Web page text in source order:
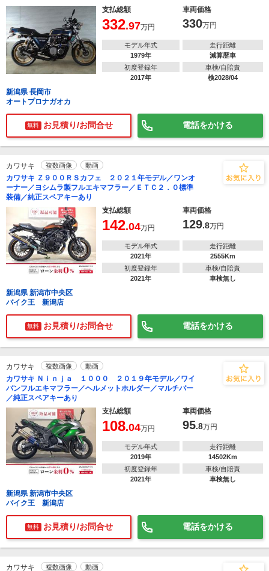
支払総額 車両価格
332.97万円 330万円
モデル年式
1979年
走行距離
減算歴車
初度登録年
2017年
車検/自賠責
検2028/04
新潟県 長岡市
オートプロナガオカ
無料 お見積り/お問合せ 電話をかける
カワサキ 複数画像 動画
カワサキ Ｚ９００ＲＳカフェ ２０２１年モデル／ワンオ
ーナー／ヨシムラ製フルエキマフラー／ＥＴＣ２．０標準
装備／純正スペアキーあり
支払総額
車両価格
142.04万円 129.8万円
モデル年式
2021年
走行距離
2555Km
初度登録年
2021年
車検/自賠責
車検無し
新潟県 新潟市中央区
バイク王 新潟店
無料 お見積り/お問合せ 電話をかける
カワサキ 複数画像 動画
カワサキ Ｎｉｎｊａ １０００ ２０１９年モデル／ワイ
バンフルエキマフラー／ヘルメットホルダー／マルチバー
／純正スペアキーあり
支払総額
車両価格
108.04万円 95.8万円
モデル年式
2019年
走行距離
14502Km
初度登録年
2021年
車検/自賠責
車検無し
新潟県 新潟市中央区
バイク王 新潟店
無料 お見積り/お問合せ 電話をかける
カワサキ 複数画像 動画